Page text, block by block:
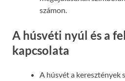
számon.
A húsvéti nyúl és a
kapcsolata
A húsvét a keresztények